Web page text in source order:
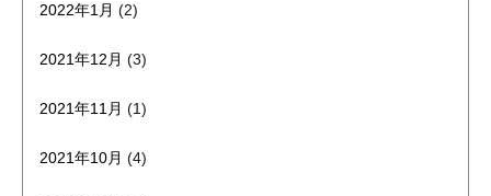
2022年1月 (2)
2021年12月 (3)
2021年11月 (1)
2021年10月 (4)